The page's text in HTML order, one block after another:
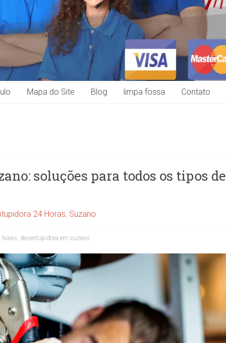
Mapa do Site Blog limpa fossa Contato
soluções para todos os tipos de
24 Horas, Suzano
horas, desentupidora em suzano